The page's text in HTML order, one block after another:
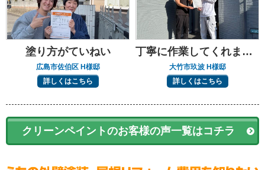
塗り方がていねい
広島市佐伯区 H様邸
詳しくはこちら
丁寧に作業してくれました
大竹市玖波 H様邸
詳しくはこちら
クリーンペイントのお客様の声一覧はコチラ